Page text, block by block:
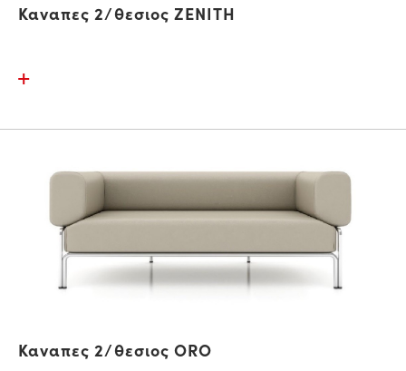
Καναπες 2/θεσιος ZENITH
Καναπες 2/θεσιος ORO